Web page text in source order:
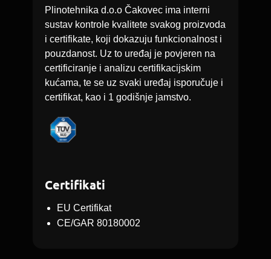
Plinotehnika d.o.o Čakovec ima interni
sustav kontrole kvalitete svakog proizvoda
i certifikate, koji dokazuju funkcionalnost i
pouzdanost. Uz to uređaj je povjeren na
certificiranje i analizu certifikacijskim
kućama, te se uz svaki uređaj isporučuje i
certifikat, kao i 1 godišnje jamstvo.
Certifikati
EU Certifikat
CE/GAR 80180002